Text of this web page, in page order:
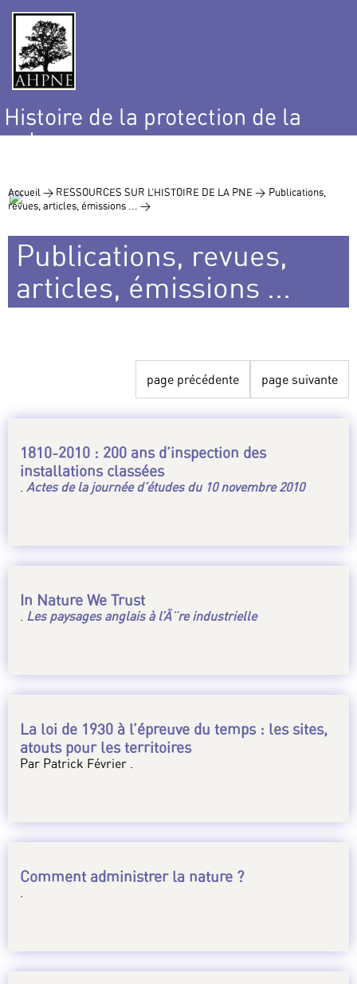
Histoire de la protection de la
nature
Accueil > RESSOURCES SUR L’HISTOIRE DE LA PNE > Publications,
revues, articles, émissions ... >
Publications, revues,
articles, émissions ...
page précédente page suivante
1810-2010 : 200 ans d’inspection des
installations classées
. Actes de la journée d’études du 10 novembre 2010
In Nature We Trust
. Les paysages anglais à l’Ã¨re industrielle
La loi de 1930 à l’épreuve du temps : les sites,
atouts pour les territoires
Par Patrick Février .
Comment administrer la nature ?
.